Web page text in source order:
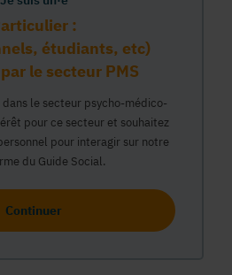
:
étudiants, etc)
le secteur PMS
le secteur psycho-médico-
pour ce secteur et souhaitez
pour interagir sur notre
du Guide Social.
Continuer